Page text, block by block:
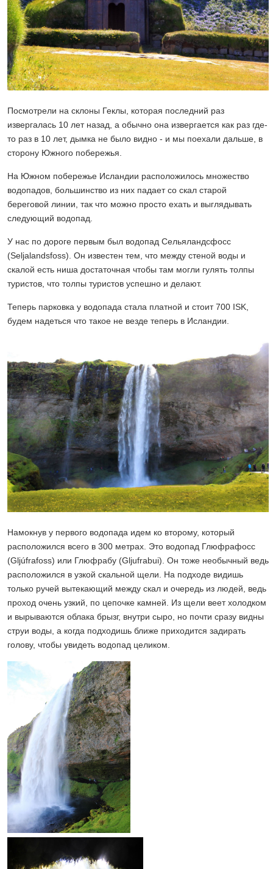
Посмотрели на склоны Геклы, которая последний раз
извергалась 10 лет назад, а обычно она извергается как раз где-
то раз в 10 лет, дымка не было видно - и мы поехали дальше, в
сторону Южного побережья.
На Южном побережье Исландии расположилось множество
водопадов, большинство из них падает со скал старой
береговой линии, так что можно просто ехать и выглядывать
следующий водопад.
У нас по дороге первым был водопад Сельяландсфосс
(Seljalandsfoss). Он известен тем, что между стеной воды и
скалой есть ниша достаточная чтобы там могли гулять толпы
туристов, что толпы туристов успешно и делают.
Теперь парковка у водопада стала платной и стоит 700 ISK,
будем надеться что такое не везде теперь в Исландии.
Намокнув у первого водопада идем ко второму, который
расположился всего в 300 метрах. Это водопад Глюфрафосс
(Gljúfrafoss) или Глюфрабу (Gljufrabui). Он тоже необычный ведь
расположился в узкой скальной щели. На подходе видишь
только ручей вытекающий между скал и очередь из людей, ведь
проход очень узкий, по цепочке камней. Из щели веет холодком
и вырываются облака брызг, внутри сыро, но почти сразу видны
струи воды, а когда подходишь ближе приходится задирать
голову, чтобы увидеть водопад целиком.